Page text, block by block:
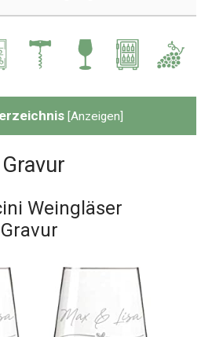
[Anzeigen]
Weingläser